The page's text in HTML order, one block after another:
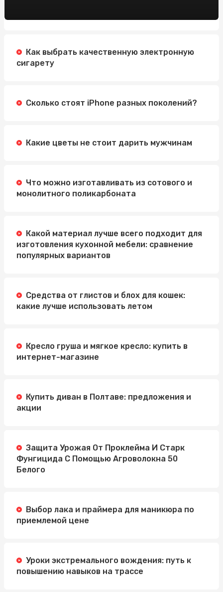
водіння
Как выбрать качественную электронную
сигарету
Сколько стоят iPhone разных поколений?
Какие цветы не стоит дарить мужчинам
Что можно изготавливать из сотового и
монолитного поликарбоната
Какой материал лучше всего подходит для
изготовления кухонной мебели: сравнение
популярных вариантов
Средства от глистов и блох для кошек:
какие лучше использовать летом
Кресло груша и мягкое кресло: купить в
интернет-магазине
Купить диван в Полтаве: предложения и
акции
Защита Урожая От Проклейма И Старк
Фунгицида С Помощью Агроволокна 50
Белого
Выбор лака и праймера для маникюра по
приемлемой цене
Уроки экстремального вождения: путь к
повышению навыков на трассе